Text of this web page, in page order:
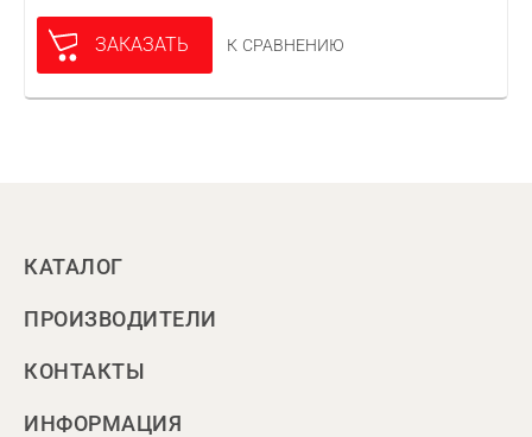
ЗАКАЗАТЬ К СРАВНЕНИЮ
КАТАЛОГ
ПРОИЗВОДИТЕЛИ
КОНТАКТЫ
ИНФОРМАЦИЯ